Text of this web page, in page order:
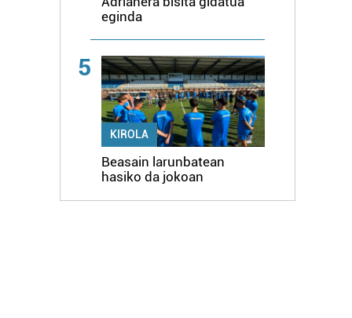
eginda
5
KIROLA
Beasain larunbatean
hasiko da jokoan